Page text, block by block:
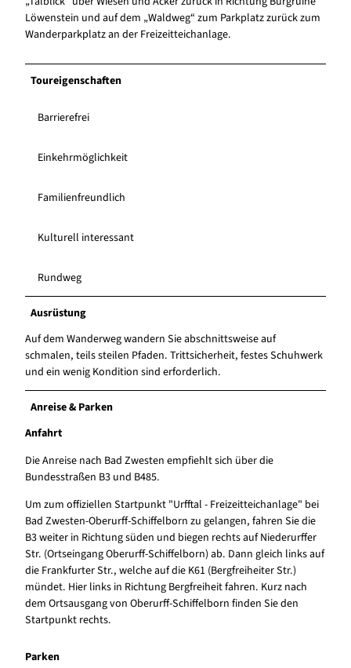
Löwenstein und auf dem „Waldweg“ zum Parkplatz zurück zum
Wanderparkplatz an der Freizeitteichanlage.
Toureigenschaften
Barrierefrei
Einkehrmöglichkeit
Familienfreundlich
Kulturell interessant
Rundweg
Ausrüstung
Auf dem Wanderweg wandern Sie abschnittsweise auf
schmalen, teils steilen Pfaden. Trittsicherheit, festes Schuhwerk
und ein wenig Kondition sind erforderlich.
Anreise & Parken
Anfahrt
Die Anreise nach Bad Zwesten empfiehlt sich über die
Bundesstraßen B3 und B485.
Um zum offiziellen Startpunkt "Urfftal - Freizeitteichanlage" bei
Bad Zwesten-Oberurff-Schiffelborn zu gelangen, fahren Sie die
B3 weiter in Richtung süden und biegen rechts auf Niederurffer
Str. (Ortseingang Oberurff-Schiffelborn) ab. Dann gleich links auf
die Frankfurter Str., welche auf die K61 (Bergfreiheiter Str.)
mündet. Hier links in Richtung Bergfreiheit fahren. Kurz nach
dem Ortsausgang von Oberurff-Schiffelborn finden Sie den
Startpunkt rechts.
Parken